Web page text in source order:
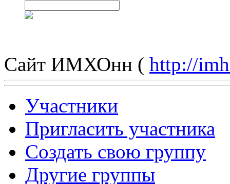
Сайт ИМХОнн ( http://
Участники
Пригласить участника
Создать свою группу
Другие группы